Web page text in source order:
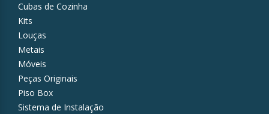
Cubas de Cozinha
Kits
Louças
Metais
Móveis
Peças Originais
Piso Box
Sistema de Instalação